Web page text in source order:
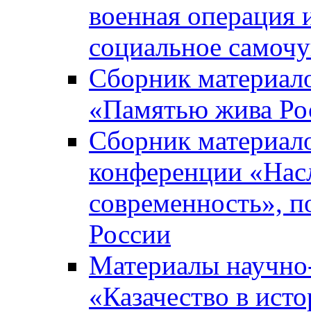
военная операция
социальное
Сборник
«Памятью жива
Сборник
конференции
современность»,
России
Материалы
«Казачество в